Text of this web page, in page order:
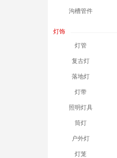
沟槽管件
灯饰
灯管
复古灯
落地灯
灯带
照明灯具
筒灯
户外灯
灯笼